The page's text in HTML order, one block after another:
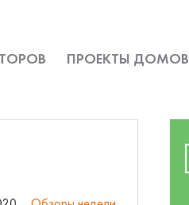
ПРОЕКТЫ ДОМОВ